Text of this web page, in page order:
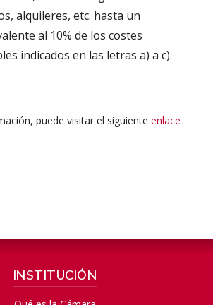
alquileres, etc. hasta un
al 10% de los costes
indicados en las letras a) a c).
puede visitar el siguiente enlace
INSTITUCIÓN